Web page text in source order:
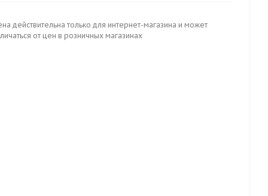
действительна только для интернет-магазина и может
от цен в розничных магазинах